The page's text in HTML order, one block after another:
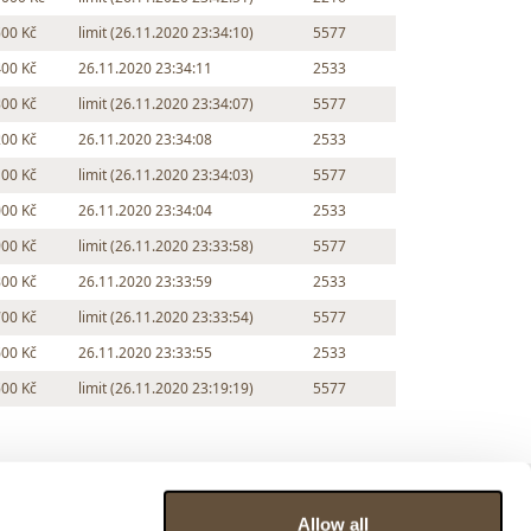
Allow all
Kč
limit (26.11.2020 23:34:10)
5577
Kč
26.11.2020 23:34:11
2533
Kč
limit (26.11.2020 23:34:07)
5577
Kč
26.11.2020 23:34:08
2533
Kč
limit (26.11.2020 23:34:03)
5577
Kč
26.11.2020 23:34:04
2533
Kč
limit (26.11.2020 23:33:58)
5577
Kč
26.11.2020 23:33:59
2533
Kč
limit (26.11.2020 23:33:54)
5577
Kč
26.11.2020 23:33:55
2533
Kč
limit (26.11.2020 23:19:19) 5577